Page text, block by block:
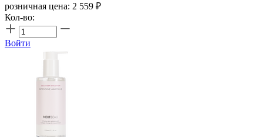
розничная цена: 2 559 ₽
Кол-во:
Войти